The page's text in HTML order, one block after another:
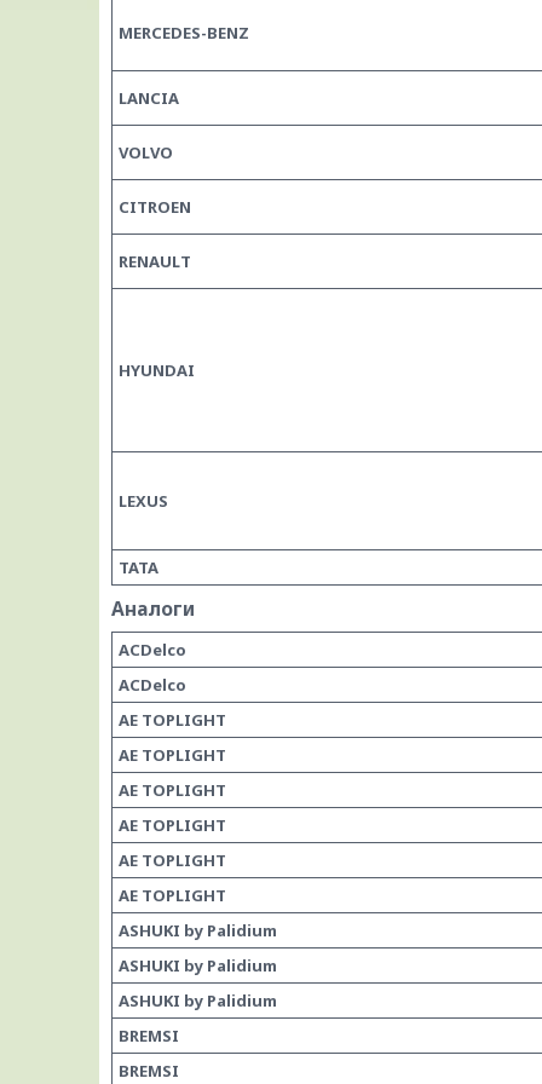
MERCEDES-BENZ
LANCIA
VOLVO
CITROEN
RENAULT
HYUNDAI
LEXUS
TATA
Аналоги
ACDelco
ACDelco
AE TOPLIGHT
AE TOPLIGHT
AE TOPLIGHT
AE TOPLIGHT
AE TOPLIGHT
AE TOPLIGHT
ASHUKI by Palidium
ASHUKI by Palidium
ASHUKI by Palidium
BREMSI
BREMSI